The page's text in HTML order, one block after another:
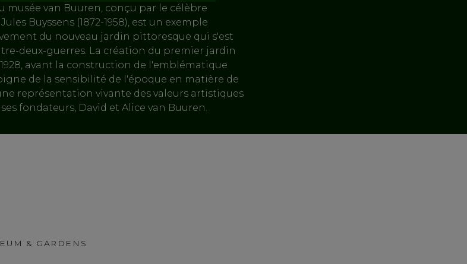
musée van Buuren, conçu par le célèbre
Buyssens (1872-1958), est un exemple
du nouveau jardin pittoresque qui s'est
deux-guerres. La création du premier jardin
1928, avant la construction de l'emblématique
de la sensibilité de l'époque en matière de
représentation vivante des valeurs artistiques
fondateurs, David et Alice van Buuren.
& GARDENS